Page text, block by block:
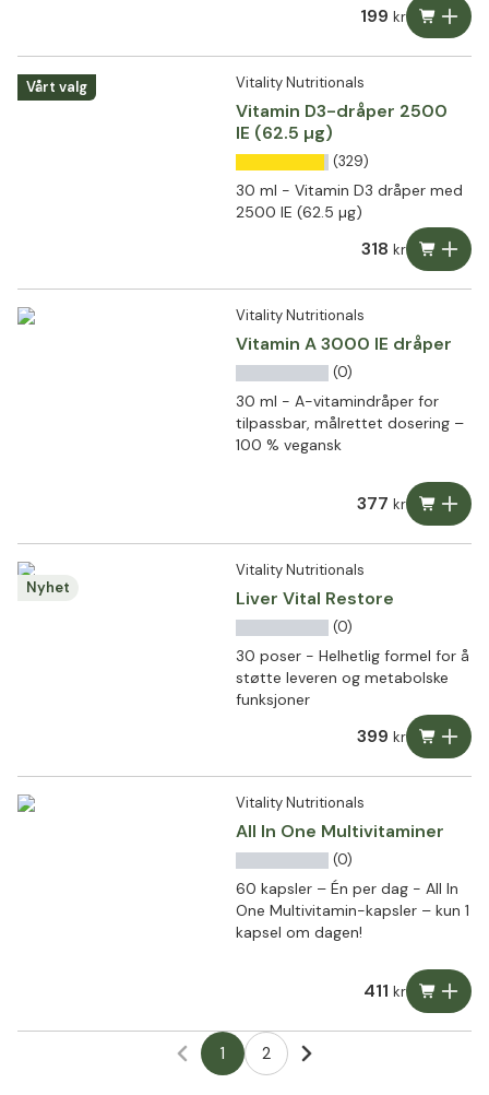
199 kr
Vårt valg Vitality Nutritionals
Vitamin D3-dråper 2500
IE (62.5 µg)
(329)
30 ml - Vitamin D3 dråper med
2500 IE (62.5 µg)
318 kr
Vitality Nutritionals
Vitamin A 3000 IE dråper
(0)
30 ml - A-vitamindråper for
tilpassbar, målrettet dosering –
100 % vegansk
377 kr
Nyhet
Vitality Nutritionals
Liver Vital Restore
(0)
30 poser - Helhetlig formel for å
støtte leveren og metabolske
funksjoner
399 kr
Vitality Nutritionals
All In One Multivitaminer
(0)
60 kapsler – Én per dag - All In
One Multivitamin-kapsler – kun 1
kapsel om dagen!
411 kr
1 2